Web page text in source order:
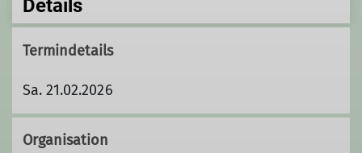
Details
Termindetails
Sa. 21.02.2026
Organisation